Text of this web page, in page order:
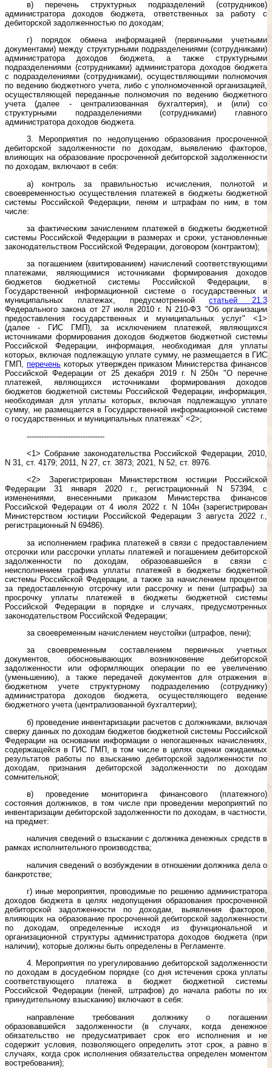
в) перечень структурных подразделений (сотрудников)
администратора доходов бюджета, ответственных за работу с
дебиторской задолженностью по доходам;
г) порядок обмена информацией (первичными учетными
документами) между структурными подразделениями (сотрудниками)
администратора доходов бюджета, а также структурными
подразделениями (сотрудниками) администратора доходов бюджета
с подразделениями (сотрудниками), осуществляющими полномочия
по ведению бюджетного учета, либо с уполномоченной организацией,
осуществляющей переданные полномочия по ведению бюджетного
учета (далее - централизованная бухгалтерия), и (или) со
структурными подразделениями (сотрудниками) главного
администратора доходов бюджета.
3. Мероприятия по недопущению образования просроченной
дебиторской задолженности по доходам, выявлению факторов,
влияющих на образование просроченной дебиторской задолженности
по доходам, включают в себя:
а) контроль за правильностью исчисления, полнотой и
своевременностью осуществления платежей в бюджеты бюджетной
системы Российской Федерации, пеням и штрафам по ним, в том
числе:
за фактическим зачислением платежей в бюджеты бюджетной
системы Российской Федерации в размерах и сроки, установленные
законодательством Российской Федерации, договором (контрактом);
за погашением (квитированием) начислений соответствующими
платежами, являющимися источниками формирования доходов
бюджетов бюджетной системы Российской Федерации, в
Государственной информационной системе о государственных и
муниципальных платежах, предусмотреннойстатьей 21.3
Федерального закона от 27 июля 2010 г. N 210-ФЗ "Об организации
предоставления государственных и муниципальных услуг" <1>
(далее - ГИС ГМП), за исключением платежей, являющихся
источниками формирования доходов бюджетов бюджетной системы
Российской Федерации, информация, необходимая для уплаты
которых, включая подлежащую уплате сумму, не размещается в ГИС
ГМП, переченькоторых утвержден приказом Министерства финансов
Российской Федерации от 25 декабря 2019 г. N 250н "О перечне
платежей, являющихся источниками формирования доходов
бюджетов бюджетной системы Российской Федерации, информация,
необходимая для уплаты которых, включая подлежащую уплате
сумму, не размещается в Государственной информационной системе
о государственных и муниципальных платежах" <2>;
--------------------------------
<1> Собрание законодательства Российской Федерации, 2010,
N 31, ст. 4179; 2011, N 27, ст. 3873; 2021, N 52, ст. 8976.
<2> Зарегистрирован Министерством юстиции Российской
Федерации 31 января 2020 г., регистрационный N 57394, с
изменениями, внесенными приказом Министерства финансов
Российской Федерации от 4 июля 2022 г. N 104н (зарегистрирован
Министерством юстиции Российской Федерации 3 августа 2022 г.,
регистрационный N 69486).
за исполнением графика платежей в связи с предоставлением
отсрочки или рассрочки уплаты платежей и погашением дебиторской
задолженности по доходам, образовавшейся в связи с
неисполнением графика уплаты платежей в бюджеты бюджетной
системы Российской Федерации, а также за начислением процентов
за предоставленную отсрочку или рассрочку и пени (штрафы) за
просрочку уплаты платежей в бюджеты бюджетной системы
Российской Федерации в порядке и случаях, предусмотренных
законодательством Российской Федерации;
за своевременным начислением неустойки (штрафов, пени);
за своевременным составлением первичных учетных
документов, обосновывающих возникновение дебиторской
задолженности или оформляющих операции по ее увеличению
(уменьшению), а также передачей документов для отражения в
бюджетном учете структурному подразделению (сотруднику)
администратора доходов бюджета, осуществляющего ведение
бюджетного учета (централизованной бухгалтерии);
б) проведение инвентаризации расчетов с должниками, включая
сверку данных по доходам бюджетов бюджетной системы Российской
Федерации на основании информации о непогашенных начислениях,
содержащейся в ГИС ГМП, в том числе в целях оценки ожидаемых
результатов работы по взысканию дебиторской задолженности по
доходам, признания дебиторской задолженности по доходам
сомнительной;
в) проведение мониторинга финансового (платежного)
состояния должников, в том числе при проведении мероприятий по
инвентаризации дебиторской задолженности по доходам, в частности,
на предмет:
наличия сведений о взыскании с должника денежных средств в
рамках исполнительного производства;
наличия сведений о возбуждении в отношении должника дела о
банкротстве;
г) иные мероприятия, проводимые по решению администратора
доходов бюджета в целях недопущения образования просроченной
дебиторской задолженности по доходам, выявления факторов,
влияющих на образование просроченной дебиторской задолженности
по доходам, определенные исходя из функциональной и
организационной структуры администратора доходов бюджета (при
наличии), которые должны быть определены в Регламенте.
4. Мероприятия по урегулированию дебиторской задолженности
по доходам в досудебном порядке (со дня истечения срока уплаты
соответствующего платежа в бюджет бюджетной системы
Российской Федерации (пеней, штрафов) до начала работы по их
принудительному взысканию) включают в себя:
направление требования должнику о погашении
образовавшейся задолженности (в случаях, когда денежное
обязательство не предусматривает срок его исполнения и не
содержит условия, позволяющего определить этот срок, а равно в
случаях, когда срок исполнения обязательства определен моментом
востребования);